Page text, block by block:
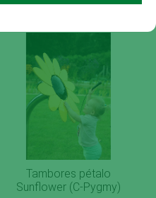
Tambores pétalo
Sunflower (C-Pygmy)